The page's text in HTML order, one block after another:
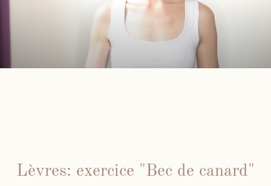
Lèvres: exercice "Bec de canard"